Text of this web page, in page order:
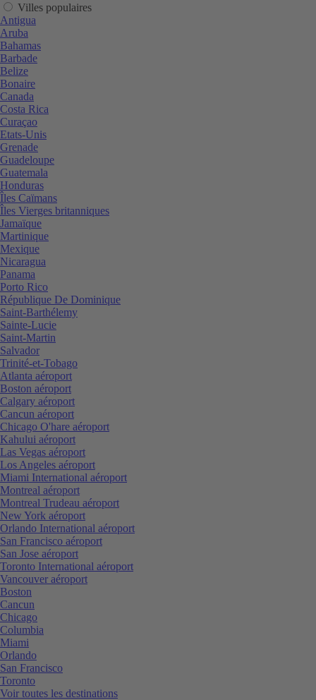
Villes populaires
Antigua
Aruba
Bahamas
Barbade
Belize
Bonaire
Canada
Costa Rica
Curaçao
Etats-Unis
Grenade
Guadeloupe
Guatemala
Honduras
Îles Caïmans
Îles Vierges britanniques
Jamaïque
Martinique
Mexique
Nicaragua
Panama
Porto Rico
République De Dominique
Saint-Barthélemy
Sainte-Lucie
Saint-Martin
Salvador
Trinité-et-Tobago
Atlanta aéroport
Boston aéroport
Calgary aéroport
Cancun aéroport
Chicago O'hare aéroport
Kahului aéroport
Las Vegas aéroport
Los Angeles aéroport
Miami International aéroport
Montreal aéroport
Montreal Trudeau aéroport
New York aéroport
Orlando International aéroport
San Francisco aéroport
San Jose aéroport
Toronto International aéroport
Vancouver aéroport
Boston
Cancun
Chicago
Columbia
Miami
Orlando
San Francisco
Toronto
Voir toutes les destinations